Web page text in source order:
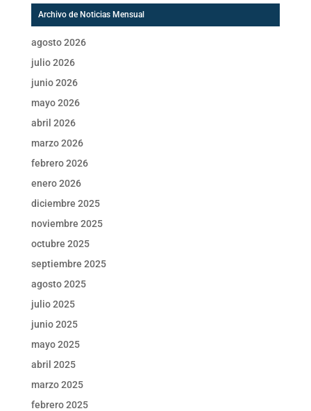
Archivo de Noticias Mensual
agosto 2026
julio 2026
junio 2026
mayo 2026
abril 2026
marzo 2026
febrero 2026
enero 2026
diciembre 2025
noviembre 2025
octubre 2025
septiembre 2025
agosto 2025
julio 2025
junio 2025
mayo 2025
abril 2025
marzo 2025
febrero 2025